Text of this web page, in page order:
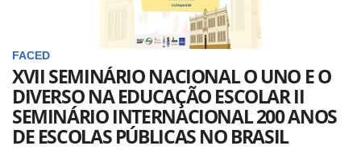
FACED
XVII SEMINÁRIO NACIONAL O UNO E O
DIVERSO NA EDUCAÇÃO ESCOLAR II
SEMINÁRIO INTERNACIONAL 200 ANOS
DE ESCOLAS PÚBLICAS NO BRASIL